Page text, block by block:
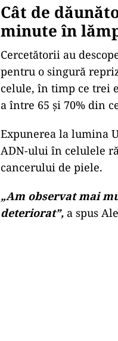
Cât de
minute în
Cercetătorii au
pentru o singură
celule, în timp ce trei
a între 65 și 70% din
Expunerea la lumina
ADN-ului în celulele
cancerului de piele.
„Am observat mai
deteriorat”, a spus